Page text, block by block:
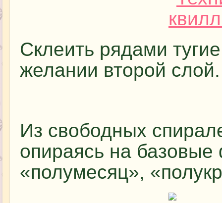
Склеить рядами
желании второй слой.
Из свободных
опираясь на
«полумесяц»,